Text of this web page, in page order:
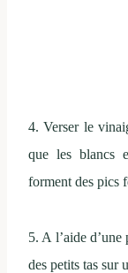
4. Verser le
que les blancs
forment des pics
5. A l’aide
des petits tas sur